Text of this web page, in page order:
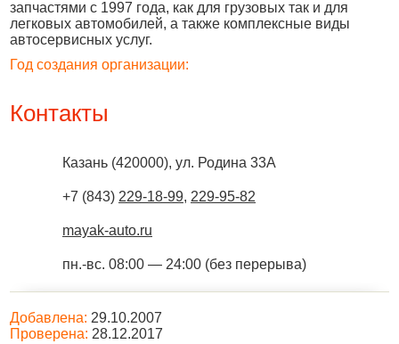
запчастями с 1997 года, как для грузовых так и для
легковых автомобилей, а также комплексные виды
автосервисных услуг.
Год создания организации:
Контакты
Казань (420000), ул. Родина 33А
+7 (843) 229-18-99, 229-95-82
mayak-auto.ru
пн.-вс. 08:00 — 24:00 (без перерыва)
Добавлена: 29.10.2007
Проверена: 28.12.2017